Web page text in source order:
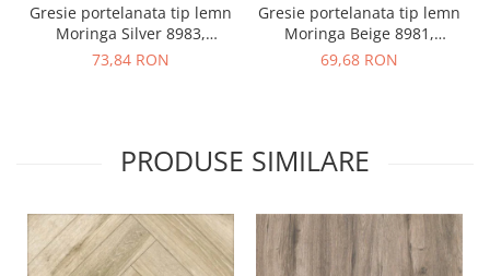
Gresie portelanata tip lemn
Moringa Silver 8983,
15.5x60.5 cm, gri
73,84 RON
Gresie portelanata tip lemn
Moringa Beige 8981,
15.5x60.5 cm, bej
69,68 RON
PRODUSE SIMILARE